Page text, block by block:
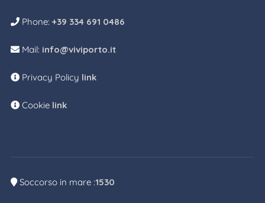
Phone:+39 334 691 0486
Mail: info@viviporto.it
Privacy Policy link
Cookie link
Soccorso in mare :1530